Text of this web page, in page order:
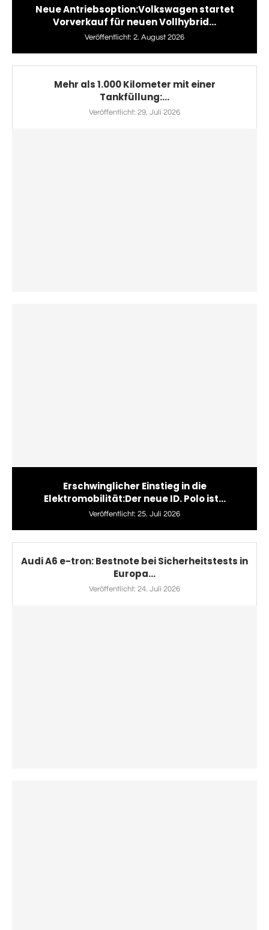
Neue Antriebsoption:Volkswagen startet
Vorverkauf für neuen Vollhybrid...
Veröffentlicht: 2. August 2026
Mehr als 1.000 Kilometer mit einer
Tankfüllung:...
Veröffentlicht: 29. Juli 2026
Erschwinglicher Einstieg in die
Elektromobilität:Der neue ID. Polo ist...
Veröffentlicht: 25. Juli 2026
Audi A6 e-tron: Bestnote bei Sicherheitstests in
Europa...
Veröffentlicht: 24. Juli 2026